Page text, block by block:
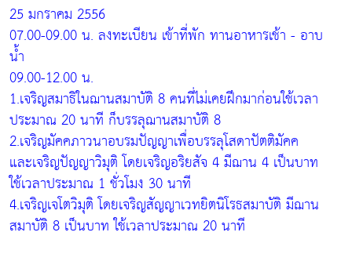
25 มกราคม 2556
07.00-09.00 น. ลงทะเบียน เข้าที่พัก ทานอาหารเช้า - อาบ
น้ำ
09.00-12.00 น.
1.เจริญสมาธิในฌานสมาบัติ 8 คนที่ไม่เคยฝึกมาก่อนใช้เวลา
ประมาณ 20 นาที ก็บรรลุฌานสมาบัติ 8
2.เจริญมัคคภาวนาอบรมปัญญาเพื่อบรรลุโสดาปัตติมัคค
และเจริญปัญญาวิมุติ โดยเจริญอริยสัจ 4 มีฌาน 4 เป็นบาท
ใช้เวลาประมาณ 1 ชั่วโมง 30 นาที
4.เจริญเจโตวิมุติ โดยเจริญสัญญาเวทยิตนิโรธสมาบัติ มีฌาน
สมาบัติ 8 เป็นบาท ใช้เวลาประมาณ 20 นาที